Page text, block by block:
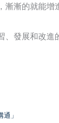
漸漸的就能增
、發展和改進
」